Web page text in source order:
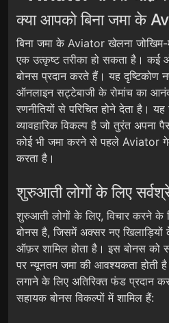
क्या आपको बिना जमा के
बिना जमा के Aviator खेलना
एक उत्कृष्ट तरीका हो सकता है। कई
बोनस प्रदान करते हैं। यह दृष्टिकोण
ऑनलाइन सट्टेबाजी के रोमांच का
रणनीतियों से परिचित होने देता है।
व्यावहारिक विकल्प है जो तुरंत अपना
कोई भी जमा करने से पहले Aviator गेम
करता है।
शुरुआती लोगों के लिए
शुरुआती लोगों के लिए, विचार करने के
बोनस है, जिसमें अक्सर नए
ऑफ़र शामिल होता है। इस बोनस को
पर न्यूनतम जमा की आवश्यकता होती
लगाने के लिए अतिरिक्त फंड प्रदान
सहायक बोनस विकल्पों में शामिल हैं: